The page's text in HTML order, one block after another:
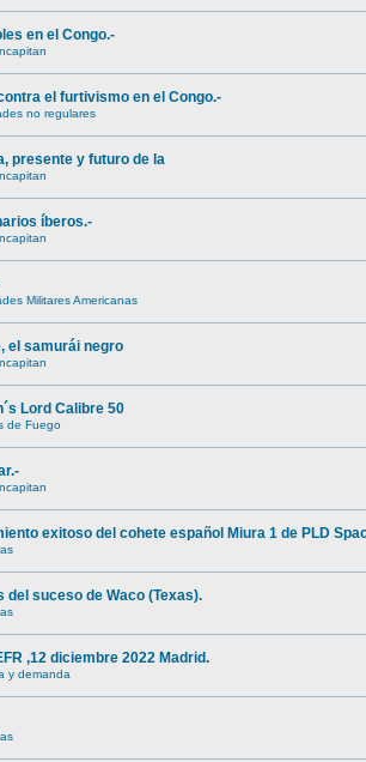
en el Congo.-
el furtivismo en el Congo.-
no regulares
presente y futuro de la
íberos.-
Militares Americanas
el samurái negro
Lord Calibre 50
de Fuego
exitoso del cohete español Miura 1 de PLD
del suceso de Waco (Texas).
,12 diciembre 2022 Madrid.
y demanda